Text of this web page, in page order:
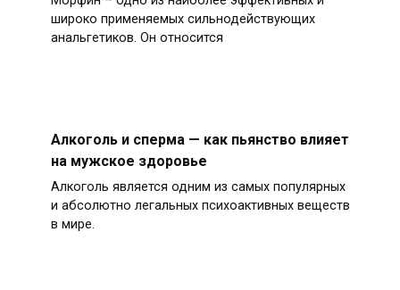
широко применяемых сильнодействующих
анальгетиков. Он относится
Алкоголь и сперма — как пьянство влияет
на мужское здоровье
Алкоголь является одним из самых популярных
и абсолютно легальных психоактивных веществ
в мире.